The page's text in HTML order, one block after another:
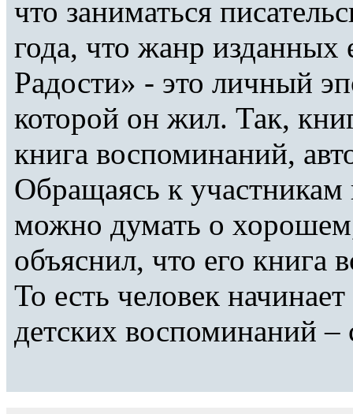
что заниматься
года, что жанр изданных
Радости» - это личный
которой он жил. Так,
книга воспоминаний,
Обращаясь к
можно думать о
объяснил, что его книга
То есть человек
детских воспоминаний